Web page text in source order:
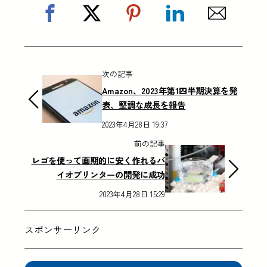
次の記事
Amazon、2023年第1四半期決算を発
表、堅調な成長を報告
2023年4月28日 19:37
前の記事
レゴを使って画期的に安く作れるバ
イオプリンターの開発に成功
2023年4月28日 15:29
スポンサーリンク